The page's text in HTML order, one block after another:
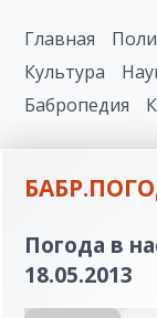
Главная
Культура
Бабропедия
Погода в
18.05.2013